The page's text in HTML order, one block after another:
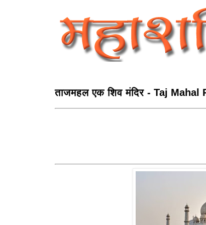
ताजमहल एक शिव मंदिर - Taj